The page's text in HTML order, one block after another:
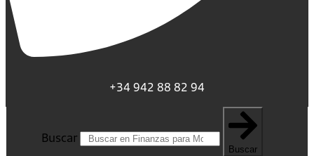
+34 942 88 82 94
Buscar
Buscar